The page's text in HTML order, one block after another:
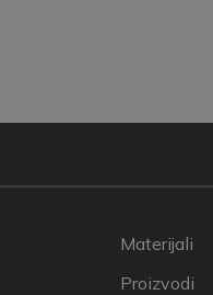
Materijali
Proizvodi